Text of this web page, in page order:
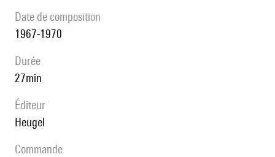
date de composition
1967-1970
durée
27min
éditeur
Heugel
Commande